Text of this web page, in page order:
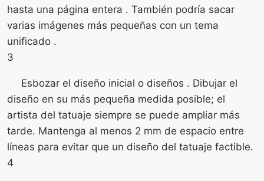
hasta una página entera . También podría sacar
varias imágenes más pequeñas con un tema
unificado .
3
Esbozar el diseño inicial o diseños . Dibujar el
diseño en su más pequeña medida posible; el
artista del tatuaje siempre se puede ampliar más
tarde. Mantenga al menos 2 mm de espacio entre
líneas para evitar que un diseño del tatuaje factible.
4